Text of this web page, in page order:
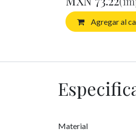
Agregar al
Material